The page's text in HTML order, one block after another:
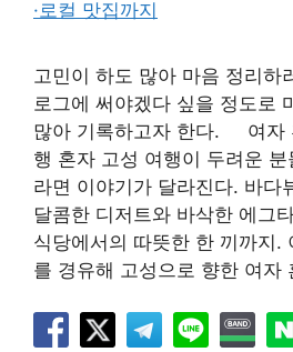
고민이 하도 많아 마음 정리하
로그에 써야겠다 싶을 정도로
많아 기록하고자 한다. 여자
행 혼자 고성 여행이 두려운
라면 이야기가 달라진다. 바다
달콤한 디저트와 바삭한 에그
식당에서의 따뜻한 한 끼까지.
를 경유해 고성으로 향한 여자